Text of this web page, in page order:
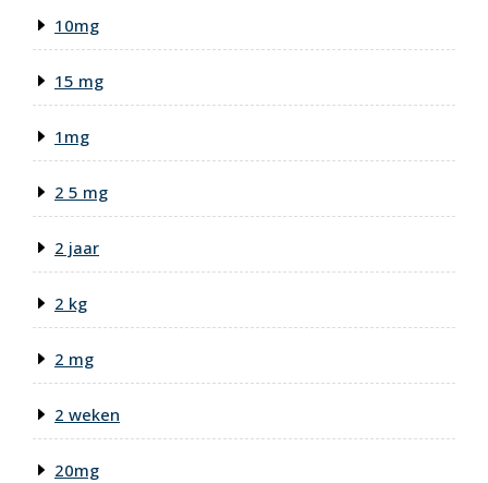
10mg
15 mg
1mg
2 5 mg
2 jaar
2 kg
2 mg
2 weken
20mg